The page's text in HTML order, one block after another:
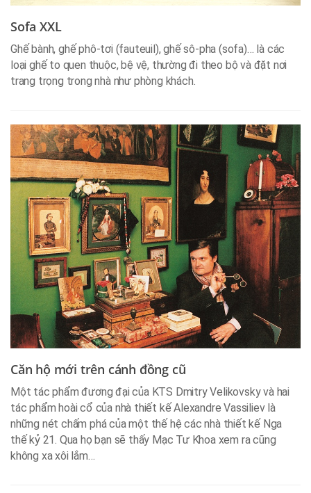
Sofa XXL
Ghế bành, ghế phô-tơi (fauteuil), ghế sô-pha (sofa)… là các
loại ghế to quen thuộc, bệ vệ, thường đi theo bộ và đặt nơi
trang trọng trong nhà như phòng khách.
Căn hộ mới trên cánh đồng cũ
Một tác phẩm đương đại của KTS Dmitry Velikovsky và hai
tác phẩm hoài cổ của nhà thiết kế Alexandre Vassiliev là
những nét chấm phá của một thế hệ các nhà thiết kế Nga
thế kỷ 21. Qua họ bạn sẽ thấy Mạc Tư Khoa xem ra cũng
không xa xôi lắm…